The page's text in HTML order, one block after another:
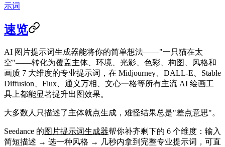
示词
速览
AI 图片提示词生成器能将你的简单想法——"一只猫在太
空"——转化为覆盖主体、环境、光影、色彩、构图、风格和
画质 7 大维度的专业提示词，在 Midjourney、DALL-E、Stable
Diffusion、Flux、通义万相、文心一格等所有主流 AI 绘画工
具上都能显著提升出图效果。
大多数人只描述了主体就点生成，难怪结果总是"差点意思"。
Seedance 的图片提示词生成器帮你补齐剩下的 6 个维度：输入
简短描述 → 选一种风格 → 几秒内拿到完整专业提示词，可直